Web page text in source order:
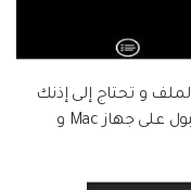
و تحتاج إلى إذنك
لاستلامه على جهاز Mac. فاضغط على قبول على جهاز Mac و